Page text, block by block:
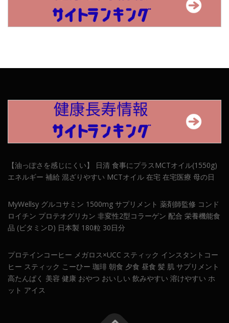
【油っぽさを感じにくい】 日清 食事にプラスMCTオイル(1550g)
エネルギー 補給 混ざりやすい MCTオイル 在宅 在宅医療 母の日
MyWellsy グルコサミン 1500mg サプリメント 薬剤師監修 コンド
ロイチン プロテオグリカン 非変性2型コラーゲン 配合 栄養機能食
品 (ビタミンD) 日本製 180粒 30日分
プロテインコーヒー メガロス×UCC スティック インスタントコー
ヒー スティック こーひー 珈琲 朝食 夕食 昼食 髪 肌 サプリメント
高たんぱく 美容 健康 おやつ おいしい 飲みやすい 溶けやすい ホ
ット アイス